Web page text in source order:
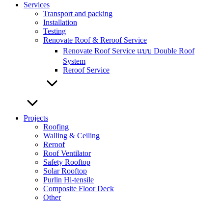
Services
Transport and packing
Installation
Testing
Renovate Roof & Reroof Service
Renovate Roof Service แบบ Double Roof
System
Reroof Service
Projects
Roofing
Walling & Ceiling
Reroof
Roof Ventilator
Safety Rooftop
Solar Rooftop
Purlin Hi-tensile
Composite Floor Deck
Other